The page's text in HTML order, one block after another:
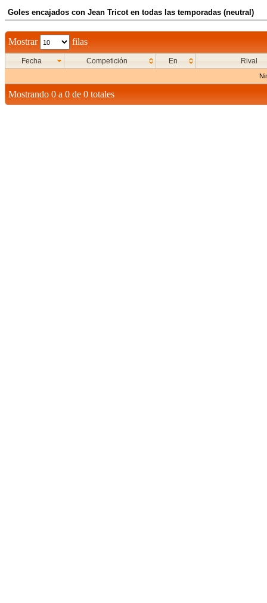
Goles encajados con Jean Tricot en todas las temporadas (neutral)
Mostrar filas
Fecha Competición En Rival
Mostrando 0 a 0 de 0 totales